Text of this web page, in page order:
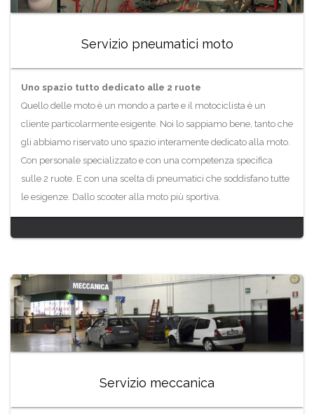
Servizio pneumatici moto
Uno spazio tutto dedicato alle 2 ruote
Quello delle moto è un mondo a parte e il motociclista è un
cliente particolarmente esigente. Noi lo sappiamo bene, tanto che
gli abbiamo riservato uno spazio interamente dedicato alla moto.
Con personale specializzato e con una competenza specifica
sulle 2 ruote. E con una scelta di pneumatici che soddisfano tutte
le esigenze. Dallo scooter alla moto più sportiva.
Servizio meccanica